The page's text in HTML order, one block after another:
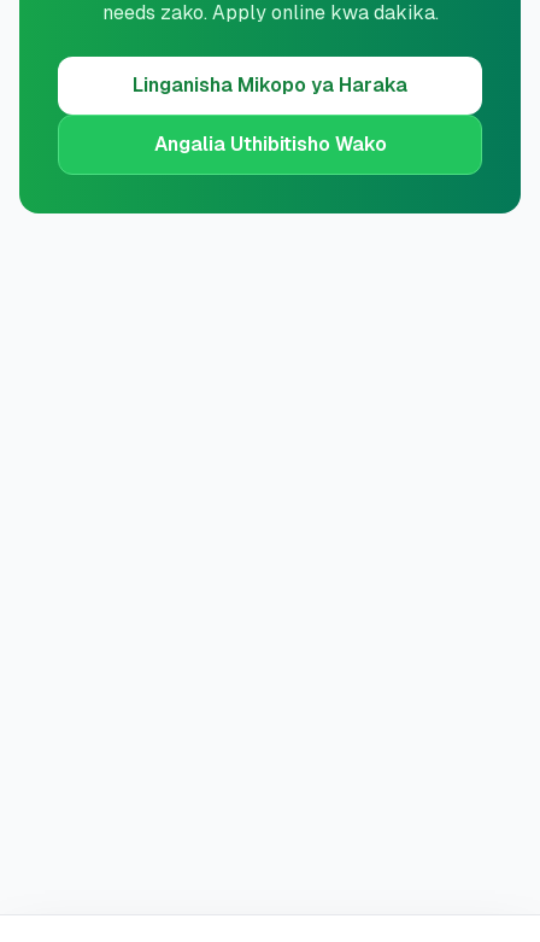
needs zako. Apply online kwa dakika.
Linganisha Mikopo ya Haraka
Angalia Uthibitisho Wako